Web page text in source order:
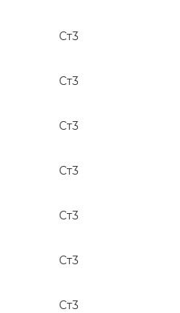
Ст3
Ст3
Ст3
Ст3
Ст3
Ст3
Ст3